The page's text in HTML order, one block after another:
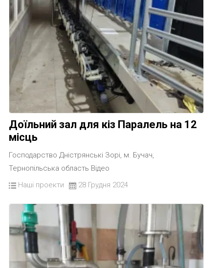
Доїльний зал для кіз Паралель на 12
місць
Господарство Дністрянські Зорі, м. Бучач,
Тернопільська область Відео
Наші проекти
28 Грудня 2024